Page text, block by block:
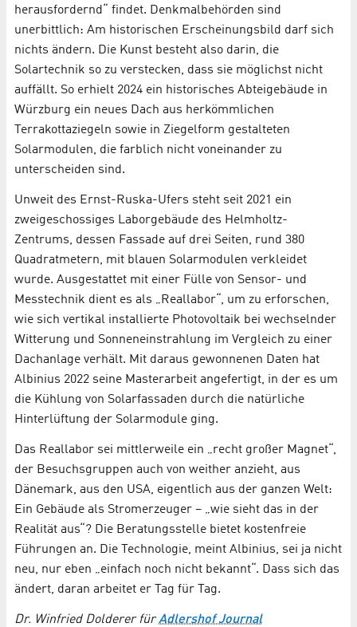
herausfordernd“ findet. Denkmalbehörden sind
unerbittlich: Am historischen Erscheinungsbild darf sich
nichts ändern. Die Kunst besteht also darin, die
Solartechnik so zu verstecken, dass sie möglichst nicht
auffällt. So erhielt 2024 ein historisches Abteigebäude in
Würzburg ein neues Dach aus herkömmlichen
Terrakottaziegeln sowie in Ziegelform gestalteten
Solarmodulen, die farblich nicht voneinander zu
unterscheiden sind.
Unweit des Ernst-Ruska-Ufers steht seit 2021 ein
zweigeschossiges Laborgebäude des Helmholtz-
Zentrums, dessen Fassade auf drei Seiten, rund 380
Quadratmetern, mit blauen Solarmodulen verkleidet
wurde. Ausgestattet mit einer Fülle von Sensor- und
Messtechnik dient es als „Reallabor“, um zu erforschen,
wie sich vertikal installierte Photovoltaik bei wechselnder
Witterung und Sonneneinstrahlung im Vergleich zu einer
Dachanlage verhält. Mit daraus gewonnenen Daten hat
Albinius 2022 seine Masterarbeit angefertigt, in der es um
die Kühlung von Solarfassaden durch die natürliche
Hinterlüftung der Solarmodule ging.
Das Reallabor sei mittlerweile ein „recht großer Magnet“,
der Besuchsgruppen auch von weither anzieht, aus
Dänemark, aus den USA, eigentlich aus der ganzen Welt:
Ein Gebäude als Stromerzeuger – „wie sieht das in der
Realität aus“? Die Beratungsstelle bietet kostenfreie
Führungen an. Die Technologie, meint Albinius, sei ja nicht
neu, nur eben „einfach noch nicht bekannt“. Dass sich das
ändert, daran arbeitet er Tag für Tag.
Dr. Winfried Dolderer fürAdlershof Journal